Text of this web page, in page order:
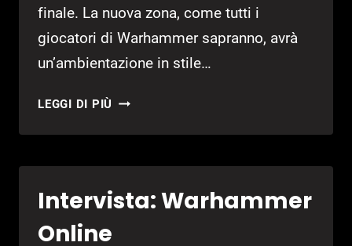
finale. La nuova zona, come tutti i
giocatori di Warhammer sapranno, avrà
un’ambientazione in stile…
LEGGI DI PIÙ PRESENTAZIONE
WARHAMMER
OF
Intervista: Warhammer
Online